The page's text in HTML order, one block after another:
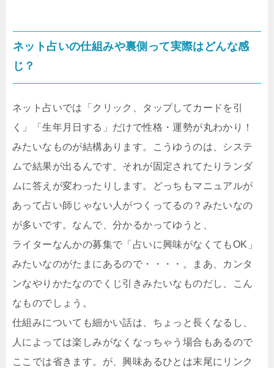
ネット占いの仕組みや裏側って実際はどんな感
じ？
ネット占いでは「クリック、タップしてカードを引
く」「生年月日する」だけで性格・運勢が丸わかり！
みたいなものが結構あります。こうゆうのは、システ
ムで結果が出るんです、それが固定されてたりランダ
ムに答えが変わったりします。どっちもマニュアルが
あって占い師じゃない人がつくってるの？みたいなの
が多いです。なんで、分かるかってゆうと、
ライターなんかの募集で「占いに興味がなくてもOK」
みたいなのがたまにあるので・・・・。まあ、カンタ
ンなやりかたなのでくじ引きみたいなものだし、こん
なものでしょう。
仕組みについても細かい話は、ちょっと長くなるし、
人によっては楽しみがなくなっちゃう場合もあるので
ここでは省きます。が、興味あるひとは末尾にリンク